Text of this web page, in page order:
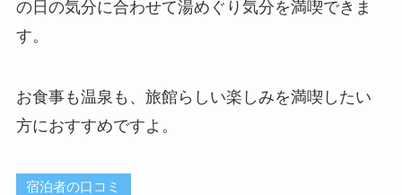
の日の気分に合わせて湯めぐり気分を満喫できま
す。
お食事も温泉も、旅館らしい楽しみを満喫したい
方におすすめですよ。
宿泊者の口コミ